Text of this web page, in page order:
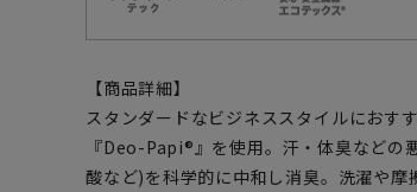
【商品詳細】
スタンダードなビジネススタイルにおす
『Deo-Papi®』を使用。汗・体臭などの
酸など)を科学的に中和し消臭。洗濯や摩